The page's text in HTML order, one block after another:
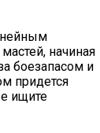
начиная
боезапасом и
придется
ищите